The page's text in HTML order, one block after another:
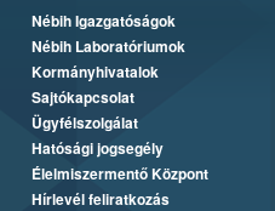
Nébih Igazgatóságok
Nébih Laboratóriumok
Kormányhivatalok
Sajtókapcsolat
Ügyfélszolgálat
Hatósági jogsegély
Élelmiszermentő Központ
Hírlevél feliratkozás